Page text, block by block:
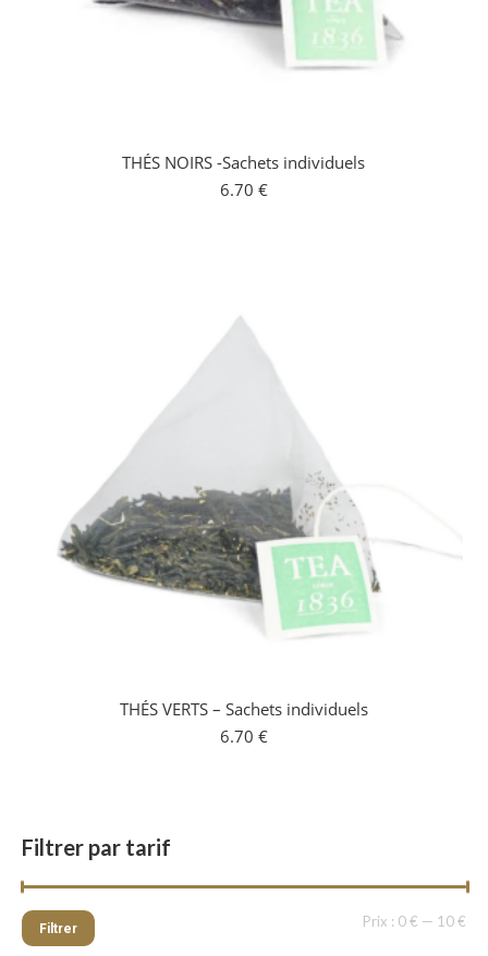
THÉS NOIRS -Sachets individuels
6.70 €
THÉS VERTS – Sachets individuels
6.70 €
Filtrer par tarif
Filtrer Prix : 0 € — 10 €